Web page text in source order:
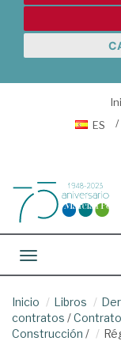
ES
Toggle navigation
Inicio Libros
contratos /
Construcción /